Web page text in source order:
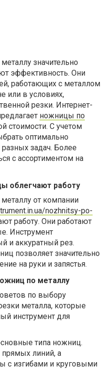
значительно
эффективность. Они
работающих с металлом
или в условиях,
резки. Интернет-
ножницы по
стоимости. С учетом
оптимально
задач. Более
с ассортиментом на
облегчают работу
от компании
.in.ua/nozhnitsy-po-
работу. Они работают
Инструмент
и аккуратный рез.
позволяет значительно
на руки и запястья.
по металлу
по выбору
металла, которые
инструмент для
типа ножниц.
линий, а
с изгибами и круговыми